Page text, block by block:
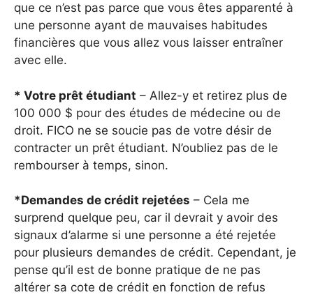
que ce n’est pas parce que vous êtes apparenté à
une personne ayant de mauvaises habitudes
financières que vous allez vous laisser entraîner
avec elle.
* Votre prêt étudiant – Allez-y et retirez plus de
100 000 $ pour des études de médecine ou de
droit. FICO ne se soucie pas de votre désir de
contracter un prêt étudiant. N’oubliez pas de le
rembourser à temps, sinon.
*Demandes de crédit rejetées – Cela me
surprend quelque peu, car il devrait y avoir des
signaux d’alarme si une personne a été rejetée
pour plusieurs demandes de crédit. Cependant, je
pense qu’il est de bonne pratique de ne pas
altérer sa cote de crédit en fonction de refus